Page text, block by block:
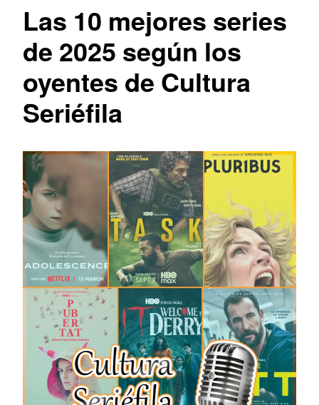
Las 10 mejores series
de 2025 según los
oyentes de Cultura
Seriéfila